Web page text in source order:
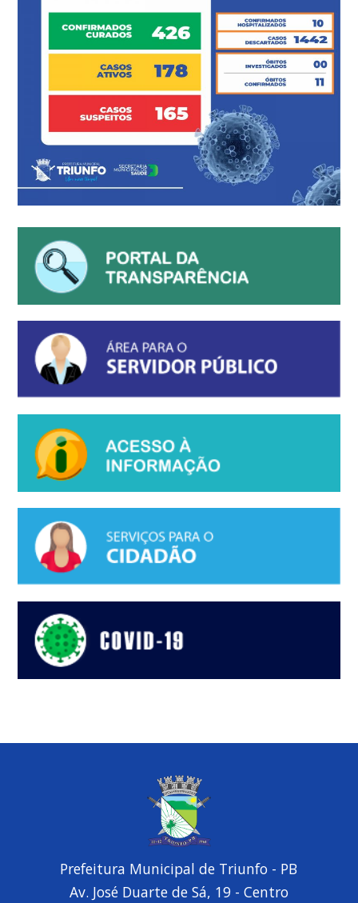
Prefeitura Municipal de Triunfo - PB
Av. José Duarte de Sá, 19 - Centro